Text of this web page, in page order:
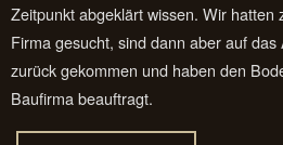
Zeitpunkt abgeklärt wissen. Wir hatten
Firma gesucht, sind dann aber auf
zurück gekommen und haben den
Baufirma beauftragt.